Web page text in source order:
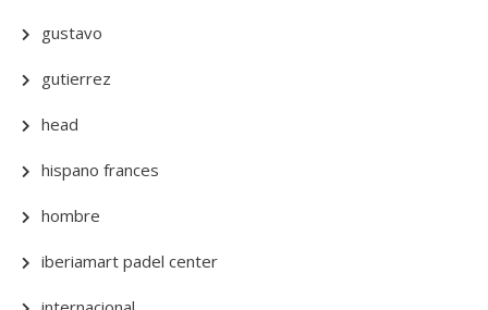
gustavo
gutierrez
head
hispano frances
hombre
iberiamart padel center